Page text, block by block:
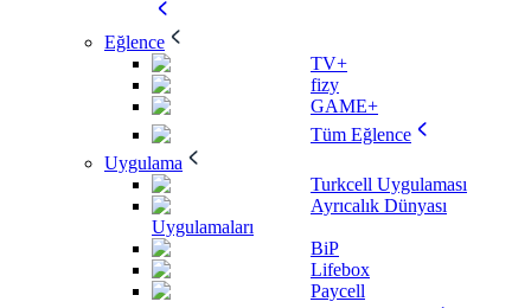
Eğlence
TV+
fizy
GAME+
Tüm Eğlence
Uygulama
Turkcell Uygulaması
Ayrıcalık Dünyası
Uygulamaları
BiP
Lifebox
Paycell